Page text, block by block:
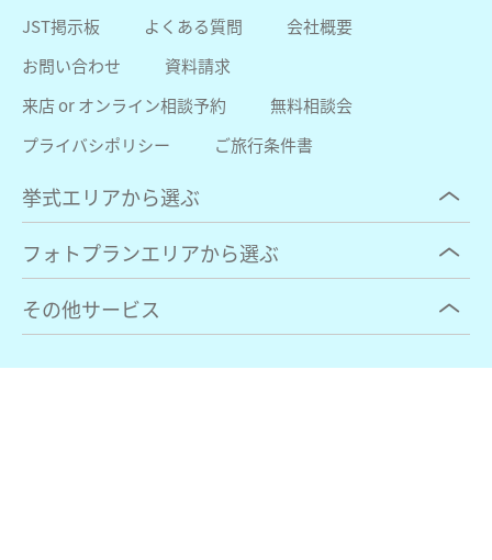
JST掲示板
よくある質問
会社概要
お問い合わせ
資料請求
来店 or オンライン相談予約
無料相談会
プライバシポリシー
ご旅行条件書
挙式エリアから選ぶ
フォトプランエリアから選ぶ
その他サービス